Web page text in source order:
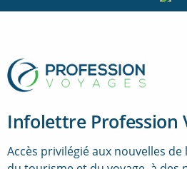
Infolettre Profession
Accès privilégié aux nouvelles